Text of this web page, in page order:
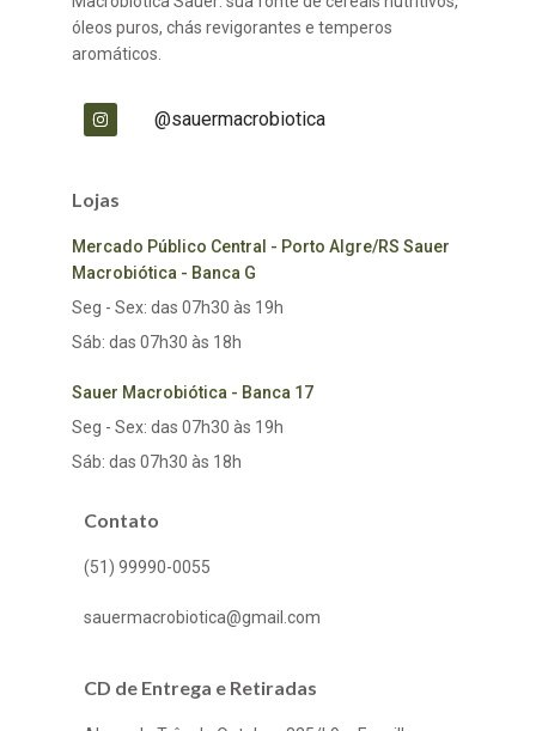
óleos puros, chás revigorantes e temperos
aromáticos.
@sauermacrobiotica
Lojas
Mercado Público Central - Porto Algre/RS Sauer
Macrobiótica - Banca G
Seg - Sex: das 07h30 às 19h
Sáb: das 07h30 às 18h
Sauer Macrobiótica - Banca 17
Seg - Sex: das 07h30 às 19h
Sáb: das 07h30 às 18h
Contato
(51) 99990-0055
sauermacrobiotica@gmail.com
CD de Entrega e Retiradas